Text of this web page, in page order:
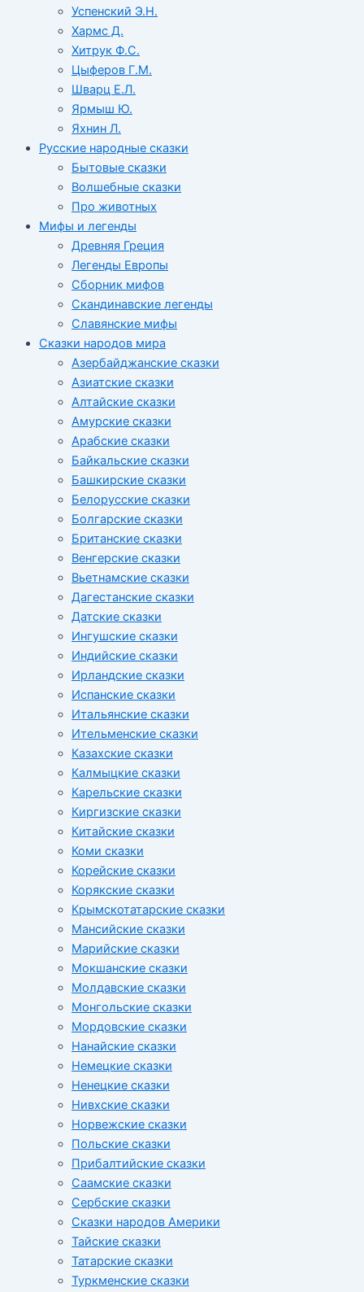
Успенский Э.Н.
Хармс Д.
Хитрук Ф.С.
Цыферов Г.М.
Шварц Е.Л.
Ярмыш Ю.
Яхнин Л.
Русские народные сказки
Бытовые сказки
Волшебные сказки
Про животных
Мифы и легенды
Древняя Греция
Легенды Европы
Сборник мифов
Скандинавские легенды
Славянские мифы
Сказки народов мира
Азербайджанские сказки
Азиатские сказки
Алтайские сказки
Амурские сказки
Арабские сказки
Байкальские сказки
Башкирские сказки
Белорусские сказки
Болгарские сказки
Британские сказки
Венгерские сказки
Вьетнамские сказки
Дагестанские сказки
Датские сказки
Ингушские сказки
Индийские сказки
Ирландские сказки
Испанские сказки
Итальянские сказки
Ительменские сказки
Казахские сказки
Калмыцкие сказки
Карельские сказки
Киргизские сказки
Китайские сказки
Коми сказки
Корейские сказки
Корякские сказки
Крымскотатарские сказки
Мансийские сказки
Марийские сказки
Мокшанские сказки
Молдавские сказки
Монгольские сказки
Мордовские сказки
Нанайские сказки
Немецкие сказки
Ненецкие сказки
Нивхские сказки
Норвежские сказки
Польские сказки
Прибалтийские сказки
Cаамские сказки
Сербские сказки
Сказки народов Америки
Тайские сказки
Татарские сказки
Туркменские сказки